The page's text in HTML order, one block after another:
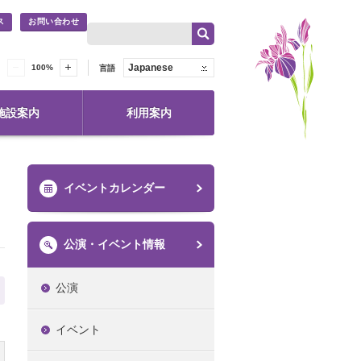
お問い合わせ
100% 言語 Japanese
設案内 利用案内
イベントカレンダー
公演・イベント情報
公演
イベント